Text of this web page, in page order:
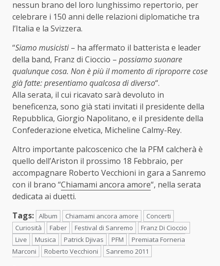
nessun brano del loro lunghissimo repertorio, per
celebrare i 150 anni delle relazioni diplomatiche tra
l’Italia e la Svizzera.
“Siamo musicisti– ha affermato il batterista e leader
della band, Franz di Cioccio – possiamo suonare
qualunque cosa. Non è più il momento di riproporre cose
già fatte: presentiamo qualcosa di diverso“.
Alla serata, il cui ricavato sarà devoluto in
beneficenza, sono già stati invitati il presidente della
Repubblica, Giorgio Napolitano, e il presidente della
Confederazione elvetica, Micheline Calmy-Rey.
Altro importante palcoscenico che la PFM calcherà è
quello dell’Ariston il prossimo 18 Febbraio, per
accompagnare Roberto Vecchioni in gara a Sanremo
con il brano “Chiamami ancora amore“, nella serata
dedicata ai duetti.
Tags: Album Chiamami ancora amore
Concerti
Curiosità
Faber Festival di Sanremo
Franz Di Cioccio
Live
Musica Patrick Djivas PFM
Premiata Forneria
Marconi
Roberto Vecchioni Sanremo 2011